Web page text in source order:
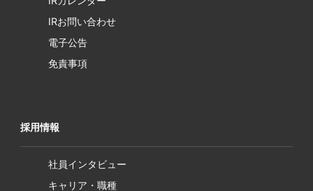
IRお問い合わせ
電子公告
免責事項
採用情報
社員インタビュー
キャリア・職種